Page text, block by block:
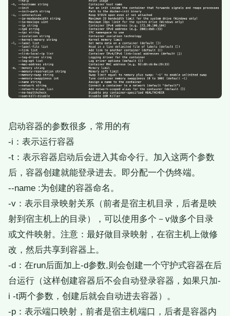
启动容器的参数很多，常用的有
-i：表示运行容器
-t：表示容器启动后会进入其命令行。加入这两个参数
后，容器创建就能登录进去。即分配一个伪终端。
--name :为创建的容器命名。
-v：表示目录映射关系（前者是宿主机目录，后者是映
射到宿主机上的目录），可以使用多个－v做多个目录
或文件映射。注意：最好做目录映射，在宿主机上做修
改，然后共享到容器上。
-d：在run后面加上-d参数,则会创建一个守护式容器在后
台运行（这样创建容器后不会自动登录容器，如果只加-
i -t两个参数，创建后就会自动进去容器）。
-p：表示端口映射，前者是宿主机端口，后者是容器内